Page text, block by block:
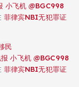
小飞机 @BGC998
菲律宾NBI无犯罪证
民
小飞机 @BGC998
菲律宾NBI无犯罪证